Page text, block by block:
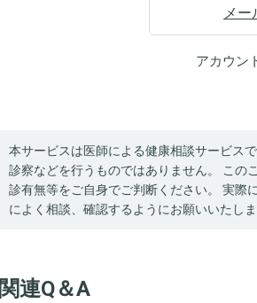
メー
アカウン
本サービスは医師による健康相談サービス
診察などを行うものではありません。 この
診有無等をご自身でご判断ください。 実際
によく相談、確認するようにお願いいたし
関連Q＆A